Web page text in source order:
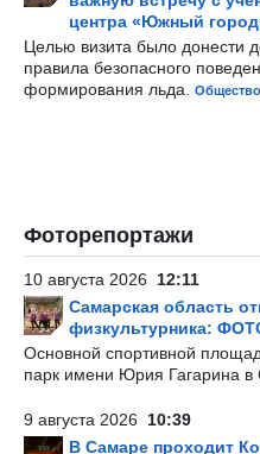
центра «Южный
Целью визита было донести
правила безопасного
формирования льда.
Общество
Фоторепортажи
10 августа 2026 12:11
Самарская область
физкультурника:
Основной спортивной
парк имени Юрия Гагарина
9 августа 2026 10:39
В Самаре проходит